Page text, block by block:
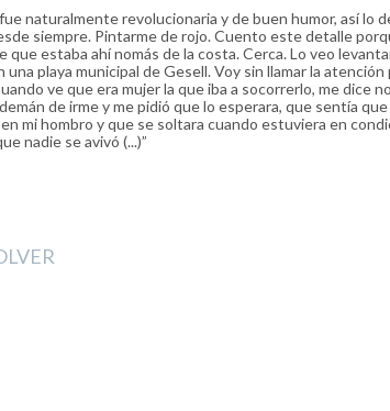
naturalmente revolucionaria y de buen humor, así lo
siempre. Pintarme de rojo. Cuento este detalle
que estaba ahí nomás de la costa. Cerca. Lo veo
una playa municipal de Gesell. Voy sin llamar la
ve que era mujer la que iba a socorrerlo, me dice
de irme y me pidió que lo esperara, que sentía
mi hombro y que se soltara cuando estuviera en
nadie se avivó (...)”